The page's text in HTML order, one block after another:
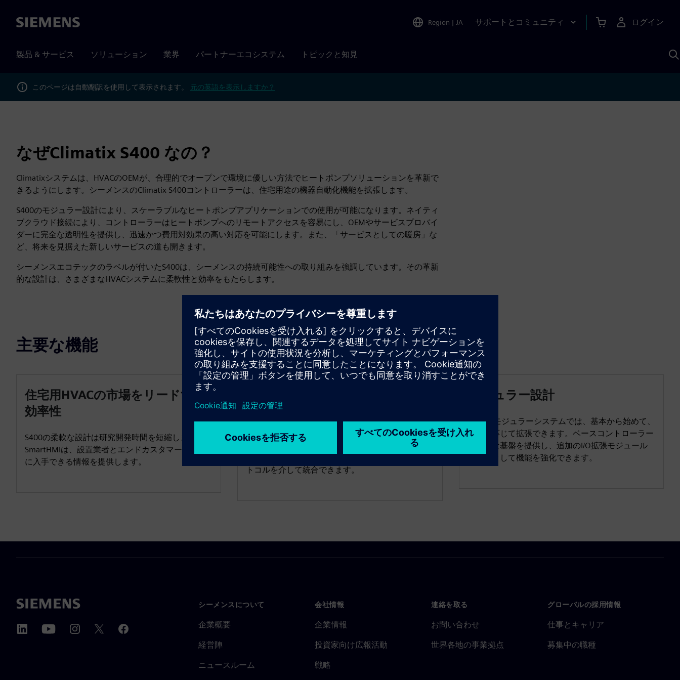
Siemens Region | JA サポートとコミュニティ ログイン
製品 & サービス ソリューション 業界 パートナーエコシステム トピックと知見
このページは自動翻訳を使用して表示されます。 元の英語を表示しますか？
なぜClimatix S400 なの？
Climatixシステムは、HVACのOEMが、合理的でオープンで環境に優しい方法でヒートポンプソリューションを革新で
きるようにします。シーメンスのClimatix S400コントローラーは、住宅用途の機器自動化機能を拡張します。
S400のモジュラー設計により、スケーラブルなヒートポンプアプリケーションでの使用が可能になります。ネイティ
ブクラウド接続により、コントローラーはヒートポンプへのリモートアクセスを容易にし、OEMやサービスプロバイ
ダーに完全な透明性を提供し、迅速かつ費用対効果の高い対応を可能にします。また、「サービスとしての暖房」な
ど、将来を見据えた新しいサービスの道も開きます。
シーメンスエコテックのラベルが付いたS400は、シーメンスの持続可能性への取り組みを強調しています。その革新
的な設計は、さまざまなHVACシステムに柔軟性と効率をもたらします。
主要な機能
住宅用HVACの市場をリードする
効率性
S400の柔軟な設計は研究開発時間を短縮します。
SmartHMIは、設置業者とエンドカスタマーにすぐ
に入手できる情報を提供します。
Climatix S400は、Climatic ICによるデジタルサービ
スと、APIを介したサードパーティのエネルギー監
視サービスへの接続を可能にします。現場では、
トコルを介して統合できます。
モジュラー設計
S400のモジュラーシステムでは、基本から始めて、
必要に応じて拡張できます。ベースコントローラー
は強固な基盤を提供し、追加のI/O拡張モジュール
をリンクして機能を強化できます。
シーメンスについて
企業概要
経営陣
ニュースルーム
会社情報
企業情報
投資家向け広報活動
戦略
連絡を取る
お問い合わせ
世界各地の事業拠点
グローバルの採用情報
仕事とキャリア
募集中の職種